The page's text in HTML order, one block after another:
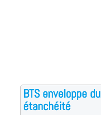
BTS enveloppe
étanchéité